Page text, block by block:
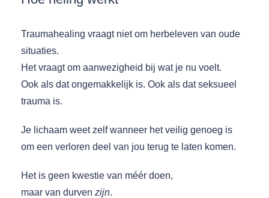
Traumahealing vraagt niet om herbeleven van oude
situaties.
Het vraagt om aanwezigheid bij wat je nu voelt.
Ook als dat ongemakkelijk is. Ook als dat seksueel
trauma is.
Je lichaam weet zelf wanneer het veilig genoeg is
om een verloren deel van jou terug te laten komen.
Het is geen kwestie van méér doen,
maar van durven zijn.